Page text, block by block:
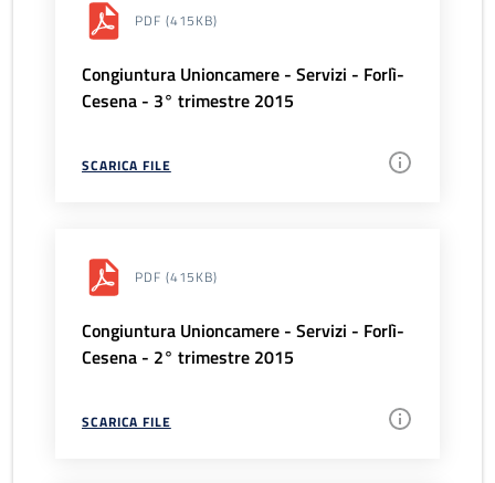
PDF (415KB)
Congiuntura Unioncamere - Servizi - Forlì-
Cesena - 3° trimestre 2015
SCARICA FILE
PDF (415KB)
Congiuntura Unioncamere - Servizi - Forlì-
Cesena - 2° trimestre 2015
SCARICA FILE